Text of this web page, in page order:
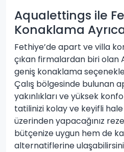
Aqualettings ile
Konaklama
Fethiye’de apart ve villa
çıkan firmalardan biri olan
geniş konaklama
Çalış bölgesinde bulunan
yakınlıkları ve yüksek
tatilinizi kolay ve keyifli
üzerinden yapacağınız
bütçenize uygun hem de
alternatiflerine